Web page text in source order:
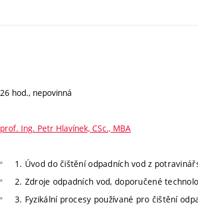
26 hod., nepovinná
prof. Ing. Petr Hlavínek, CSc., MBA
1. Úvod do čištění odpadních vod z
2. Zdroje odpadních vod, doporučené
3. Fyzikální procesy používané pro čištění